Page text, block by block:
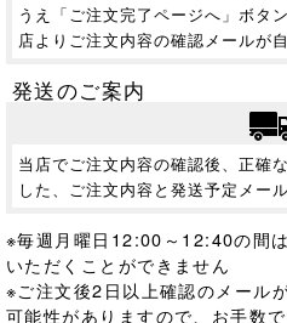
うえ「ご注文完了ページへ」ボタ
店よりご注文内容の確認メールが
発送のご案内
当店でご注文内容の確認後、正確
した、ご注文内容と発送予定メー
※毎週月曜日12:00～12:40の間
いただくことができません
※ご注文後2日以上確認のメール
可能性がありますので、お手数